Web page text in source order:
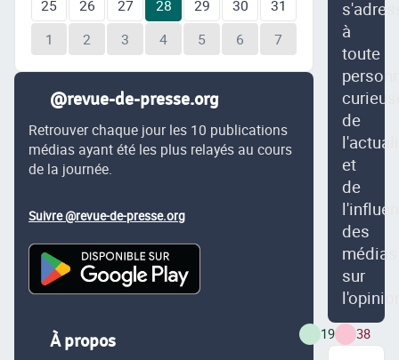
25
26 27 28 29 30
31
1
2 3 4 5 6 7
@revue-de-presse.org
Retrouver chaque jour les 10 publications
médias ayant été les plus relayés au cours
de la journée.
Suivre @revue-de-presse.org
À propos
à
toute
de
et
de
des
médias
sur
19 38